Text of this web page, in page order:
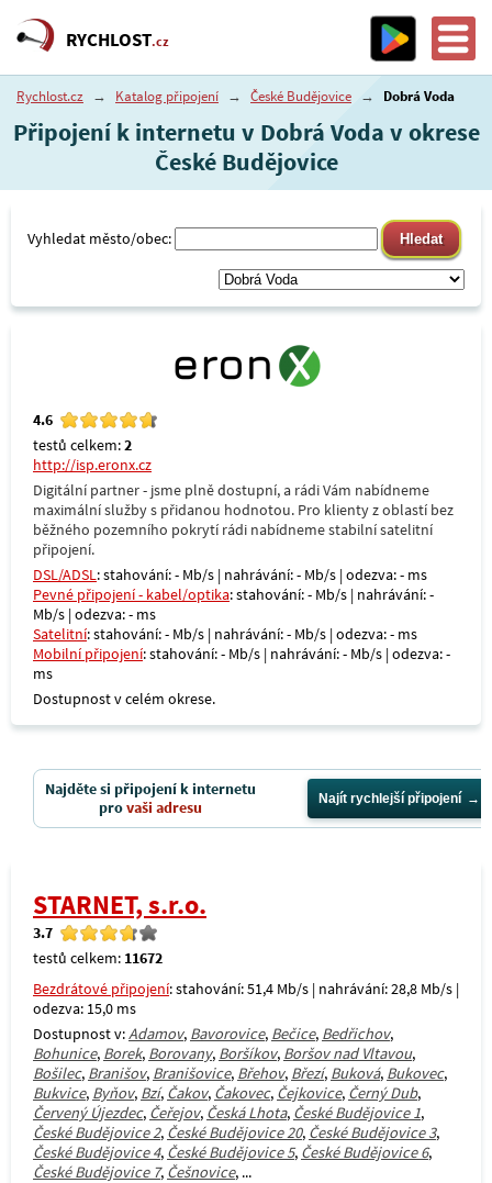
RYCHLOST.cz
Rychlost.cz → Katalog připojení → České Budějovice → Dobrá Voda
Připojení k internetu v Dobrá Voda v okrese
České Budějovice
Vyhledat město/obec:
4.6
testů celkem:2
http://isp.eronx.cz
Digitální partner - jsme plně dostupní, a rádi Vám nabídneme
maximální služby s přidanou hodnotou. Pro klienty z oblastí bez
běžného pozemního pokrytí rádi nabídneme stabilní satelitní
připojení.
DSL/ADSL: stahování: - Mb/s | nahrávání: - Mb/s | odezva: - ms
Pevné připojení - kabel/optika: stahování: - Mb/s | nahrávání: -
Mb/s | odezva: - ms
Satelitní: stahování: - Mb/s | nahrávání: - Mb/s | odezva: - ms
Mobilní připojení: stahování: - Mb/s | nahrávání: - Mb/s | odezva: -
ms
Dostupnost v celém okrese.
Najděte si připojení k internetu
provaši adresu Najít rychlejší připojení
STARNET, s.r.o.
3.7
testů celkem: 11672
Bezdrátové připojení: stahování: 51,4 Mb/s | nahrávání: 28,8 Mb/s |
odezva: 15,0 ms
Dostupnost v:Adamov, Bavorovice, Bečice, Bedřichov,
Bohunice, Borek, Borovany, Boršíkov, Boršov nad Vltavou,
Bošilec, Branišov, Branišovice, Břehov, Březí, Buková, Bukovec,
Bukvice, Byňov, Bzí, Čakov, Čakovec, Čejkovice, Černý Dub,
Červený Újezdec, Čeřejov, Česká Lhota, České Budějovice 1,
České Budějovice 2, České Budějovice 20, České Budějovice 3,
České Budějovice 4, České Budějovice 5, České Budějovice 6,
České Budějovice 7, Češnovice, ...